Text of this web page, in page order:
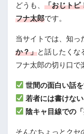
どうも、 「おじトピ
フナ太郎です。
当サイトでは、知っ
か？」と話したくな
フナ太郎の切り口で
世間の面白い話
若者には書けな
陰キャ目線での
そんなちょっとクセ